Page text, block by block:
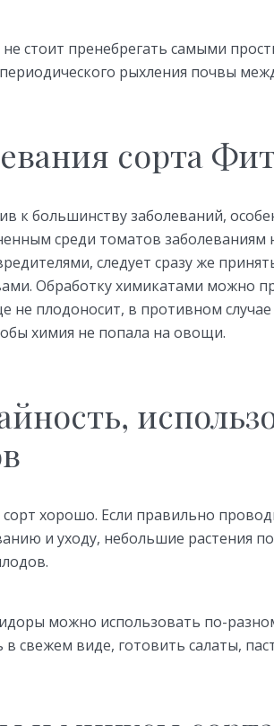
стоит пренебрегать самыми
рыхления почвы
сорта
к большинству заболеваний,
среди томатов заболеваниям
следует сразу же
Обработку химикатами можно
не плодоносит, в противном
химия не попала на овощи.
хорошо. Если правильно
и уходу, небольшие растения
можно использовать по-
в свежем виде, готовить салаты,